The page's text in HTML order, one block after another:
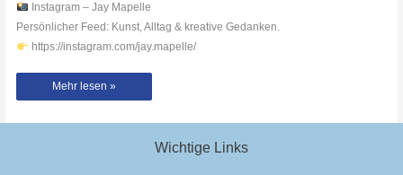
Instagram – Jay Mapelle
Persönlicher Feed: Kunst, Alltag & kreative Gedanken.
https://instagram.com/jay.mapelle/
3
in
Mehr lesen »
Wichtige Links